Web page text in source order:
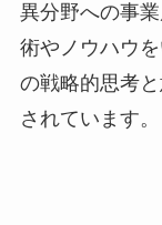
異分野への事
術やノウハウ
の戦略的思考
されています。